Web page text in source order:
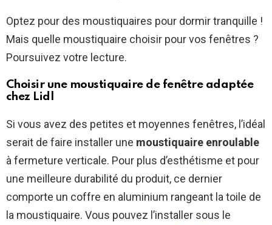
Optez pour des moustiquaires pour dormir tranquille !
Mais quelle moustiquaire choisir pour vos fenêtres ?
Poursuivez votre lecture.
Choisir une moustiquaire de fenêtre adaptée
chez Lidl
Si vous avez des petites et moyennes fenêtres, l’idéal
serait de faire installer une moustiquaire enroulable
à fermeture verticale. Pour plus d’esthétisme et pour
une meilleure durabilité du produit, ce dernier
comporte un coffre en aluminium rangeant la toile de
la moustiquaire. Vous pouvez l’installer sous le